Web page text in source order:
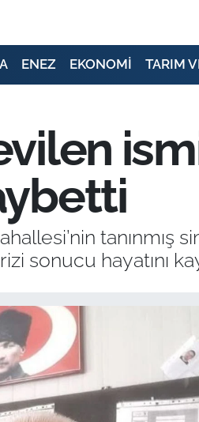
ENEZ EKONOMİ TARIM
tanınmış
sonucu hayatını